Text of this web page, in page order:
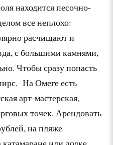
находится песочно-
все неплохо:
расчищают и
с большими камнями,
Чтобы сразу попасть
На Омеге есть
арт-мастерская,
точек. Арендовать
на пляже